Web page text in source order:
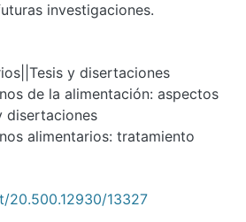
investigaciones.
y disertaciones
de la alimentación: aspectos
disertaciones
alimentarios: tratamiento
20.500.12930/13327